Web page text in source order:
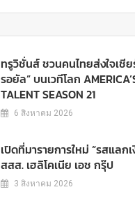
ทรูวิชั่นส์ ชวนคนไทยส่งใจเชีย
รอยัล” บนเวทีโลก
TALENT SEASON 21
6 สิงหาคม 2026
เปิดที่มารายการใหม่ “รสแลก
สสส. เฮลิโคเนีย เอช กรุ๊ป
3 สิงหาคม 2026